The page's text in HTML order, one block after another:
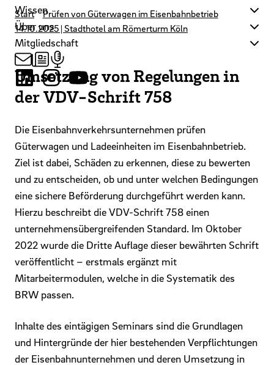
Wissen
Über uns
Mitgliedschaft
Start
Prüfen von Güterwagen im Eisenbahnbetrieb
14.10.2025 | Stadthotel am Römerturm Köln
Umsetzung von Regelungen in
der VDV-Schrift 758
Die Eisenbahnverkehrsunternehmen prüfen
Güterwagen und Ladeeinheiten im Eisenbahnbetrieb.
Ziel ist dabei, Schäden zu erkennen, diese zu bewerten
und zu entscheiden, ob und unter welchen Bedingungen
eine sichere Beförderung durchgeführt werden kann.
Hierzu beschreibt die VDV-Schrift 758 einen
unternehmensübergreifenden Standard. Im Oktober
2022 wurde die Dritte Auflage dieser bewährten Schrift
veröffentlicht – erstmals ergänzt mit
Mitarbeitermodulen, welche in die Systematik des
BRW passen.
Inhalte des eintägigen Seminars sind die Grundlagen
und Hintergründe der hier bestehenden Verpflichtungen
der Eisenbahnunternehmen und deren Umsetzung in